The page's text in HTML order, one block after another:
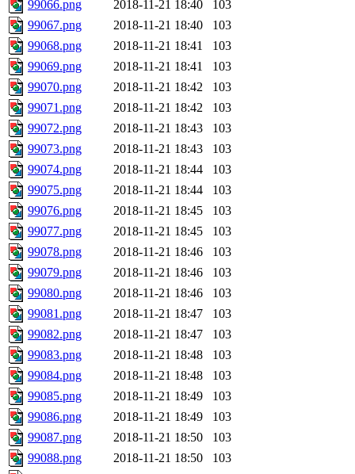
99066.png
2018-11-21 18:40
103
99067.png
2018-11-21 18:40
103
99068.png
2018-11-21 18:41
103
99069.png
2018-11-21 18:41
103
99070.png
2018-11-21 18:42
103
99071.png
2018-11-21 18:42
103
99072.png
2018-11-21 18:43
103
99073.png
2018-11-21 18:43
103
99074.png
2018-11-21 18:44
103
99075.png
2018-11-21 18:44
103
99076.png
2018-11-21 18:45
103
99077.png
2018-11-21 18:45
103
99078.png
2018-11-21 18:46
103
99079.png
2018-11-21 18:46
103
99080.png
2018-11-21 18:46
103
99081.png
2018-11-21 18:47
103
99082.png
2018-11-21 18:47
103
99083.png
2018-11-21 18:48
103
99084.png
2018-11-21 18:48
103
99085.png
2018-11-21 18:49
103
99086.png
2018-11-21 18:49
103
99087.png
2018-11-21 18:50
103
99088.png
2018-11-21 18:50
103